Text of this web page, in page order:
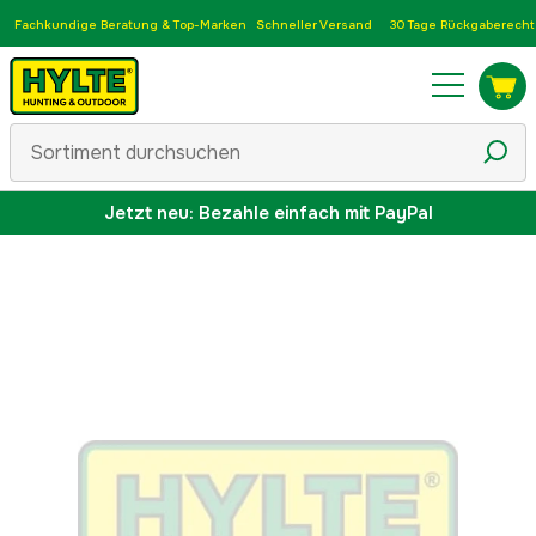
Fachkundige Beratung & Top-Marken Schneller Versand 30 Tage Rückgaberecht
Jetzt neu: Bezahle einfach mit PayPal